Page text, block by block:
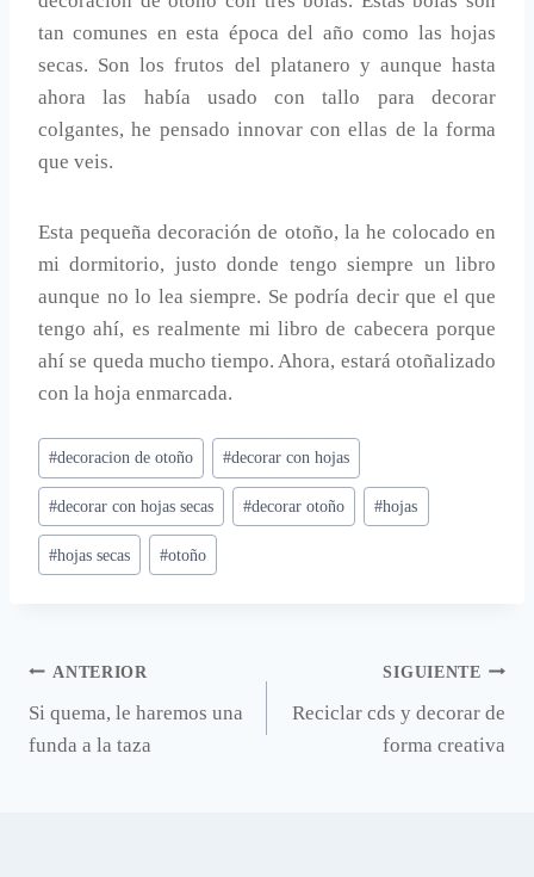
tan comunes en esta época del año como las hojas
secas. Son los frutos del platanero y aunque hasta
ahora las había usado con tallo para decorar
colgantes, he pensado innovar con ellas de la forma
que veis.
Esta pequeña decoración de otoño, la he colocado en
mi dormitorio, justo donde tengo siempre un libro
aunque no lo lea siempre. Se podría decir que el que
tengo ahí, es realmente mi libro de cabecera porque
ahí se queda mucho tiempo. Ahora, estará otoñalizado
con la hoja enmarcada.
Etiquetas
de
la
entrada:
#decoracion de otoño #decorar con hojas
#decorar con hojas secas #decorar otoño #hojas
#hojas secas #otoño
Navegación
de
ANTERIOR
Si quema, le haremos una
funda a la taza
SIGUIENTE
Reciclar cds y decorar de
forma creativa